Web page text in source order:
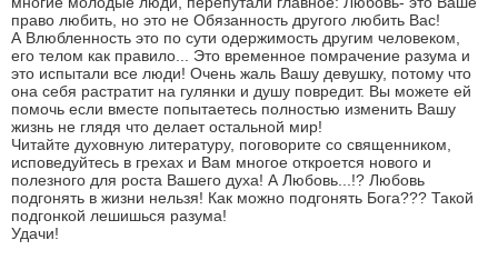
право любить, но это не Обязанность другого любить Вас!
А Влюбленность это по сути одержимость другим человеком,
его телом как правило... Это временное помрачение разума и
это испытали все люди! Очень жаль Вашу девушку, потому что
она себя растратит на гулянки и душу повредит. Вы можете ей
помочь если вместе попытаетесь полностью изменить Вашу
жизнь не глядя что делает остальной мир!
Читайте духовную литературу, поговорите со священником,
исповедуйтесь в грехах и Вам многое откроется нового и
полезного для роста Вашего духа! А Любовь...!? Любовь
подгонять в жизни нельзя! Как можно подгонять Бога??? Такой
подгонкой лешишься разума!
Удачи!